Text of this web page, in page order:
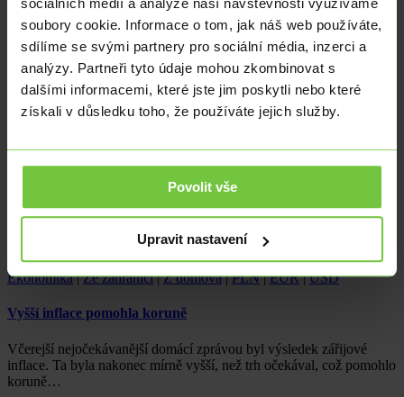
soubory cookie. Informace o tom, jak náš web používáte,
sdílíme se svými partnery pro sociální média, inzerci a
analýzy. Partneři tyto údaje mohou zkombinovat s
dalšími informacemi, které jste jim poskytli nebo které
získali v důsledku toho, že používáte jejich služby.
Povolit vše
Upravit nastavení
Německá ekonomika se nachází ve vážné krizi
Německá ekonomika se nachází ve vážné krizi a na konci roku
2024 jí hrozí další recese. Ministr hospodářství Robert Habeck
nedávno…
Dokumentární film HBO „MONEY ELECTRIC: THE BITCOIN
MYSTERY“, který měl údajně odhalit identitu Satoshiho
Ekonomika|Ze zahraničí|Z domova|PLN|EUR|USD
Vyšší inflace pomohla koruně
Včerejší nejočekávanější domácí zprávou byl výsledek zářijové
inflace. Ta byla nakonec mírně vyšší, než trh očekával, což pomohlo
koruně…